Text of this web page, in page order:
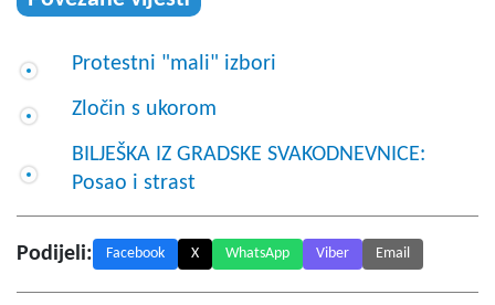
Protestni "mali" izbori
Zločin s ukorom
BILJEŠKA IZ GRADSKE SVAKODNEVNICE:
Posao i strast
Podijeli: Facebook X WhatsApp Viber Email